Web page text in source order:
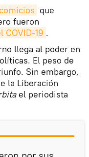
que
fueron
COVID-19 .
llega al poder en
El peso de
Sin embargo,
la Liberación
el periodista